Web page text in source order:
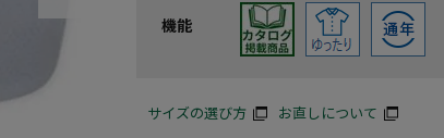
機能
サイズの選び方 お直しについて